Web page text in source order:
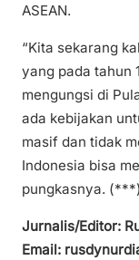
ASEAN.
“Kita sekarang
yang pada tahun
mengungsi di
ada kebijakan
masif dan tidak
Indonesia bisa
pungkasnya. (***)
Jurnalis/Editor:
Email: